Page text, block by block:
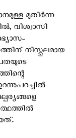
മുതിർന്ന
വിശ്വാസി
നിസ്തുലമായ